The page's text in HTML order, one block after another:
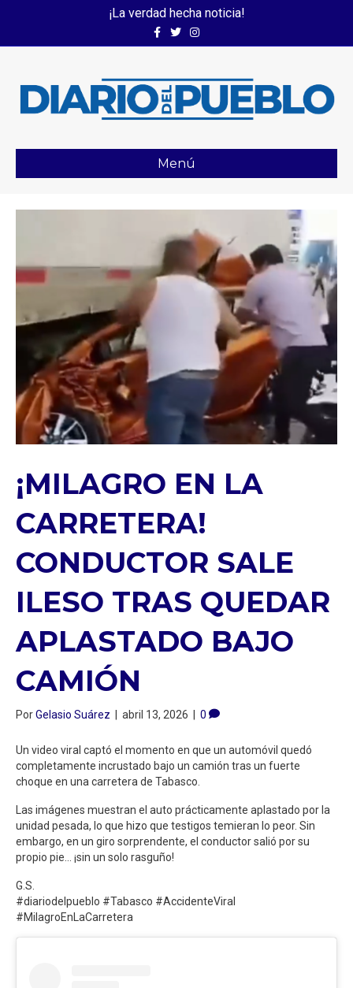
¡La verdad hecha noticia!
FacebookTwitterInstagram
Menú
¡MILAGRO EN LA
CARRETERA!
CONDUCTOR SALE
ILESO TRAS QUEDAR
APLASTADO BAJO
CAMIÓN
PorGelasio Suárez abril 13, 2026 0
Un video viral captó el momento en que un automóvil quedó
completamente incrustado bajo un camión tras un fuerte
choque en una carretera de Tabasco.
Las imágenes muestran el auto prácticamente aplastado por la
unidad pesada, lo que hizo que testigos temieran lo peor. Sin
embargo, en un giro sorprendente, el conductor salió por su
propio pie… ¡sin un solo rasguño!
G.S.
#diariodelpueblo #Tabasco #AccidenteViral
#MilagroEnLaCarretera